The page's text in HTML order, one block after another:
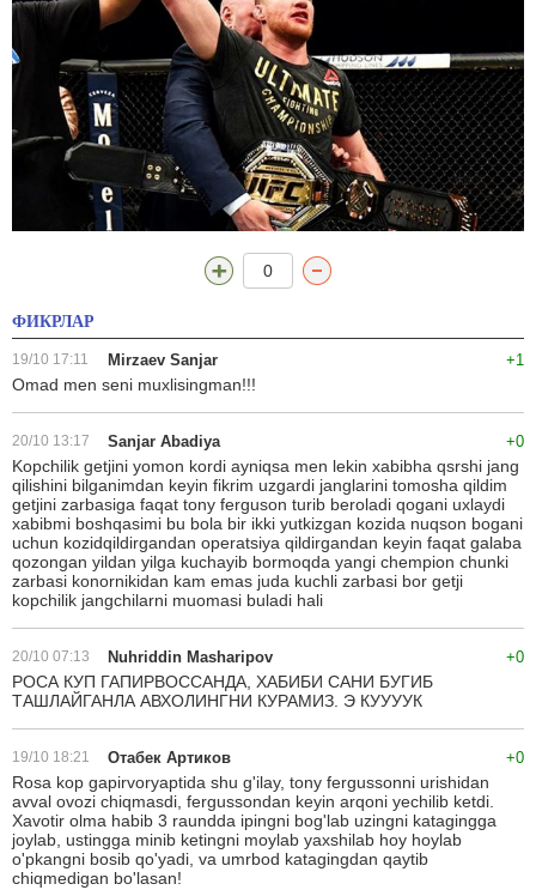
0
ФИКРЛАР
+1
19/10 17:11 Mirzaev Sanjar
Omad men seni muxlisingman!!!
+0
20/10 13:17 Sanjar Abadiya
Kopchilik getjini yomon kordi ayniqsa men lekin xabibha qsrshi jang
qilishini bilganimdan keyin fikrim uzgardi janglarini tomosha qildim
getjini zarbasiga faqat tony ferguson turib beroladi qogani uxlaydi
xabibmi boshqasimi bu bola bir ikki yutkizgan kozida nuqson bogani
uchun kozidqildirgandan operatsiya qildirgandan keyin faqat galaba
qozongan yildan yilga kuchayib bormoqda yangi chempion chunki
zarbasi konornikidan kam emas juda kuchli zarbasi bor getji
kopchilik jangchilarni muomasi buladi hali
+0
20/10 07:13 Nuhriddin Masharipov
РОСА КУП ГАПИРВОССАНДА, ХАБИБИ САНИ БУГИБ
ТАШЛАЙГАНЛА АВХОЛИНГНИ КУРАМИЗ. Э КУУУУК
+0
19/10 18:21 Отабек Артиков
Rosa kop gapirvoryaptida shu g'ilay, tony fergussonni urishidan
avval ovozi chiqmasdi, fergussondan keyin arqoni yechilib ketdi.
Xavotir olma habib 3 raundda ipingni bog'lab uzingni katagingga
joylab, ustingga minib ketingni moylab yaxshilab hoy hoylab
o'pkangni bosib qo'yadi, va umrbod katagingdan qaytib
chiqmedigan bo'lasan!